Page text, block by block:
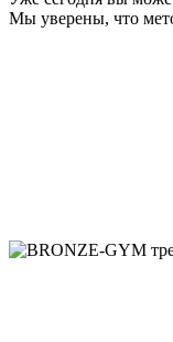
Мы уверены, что